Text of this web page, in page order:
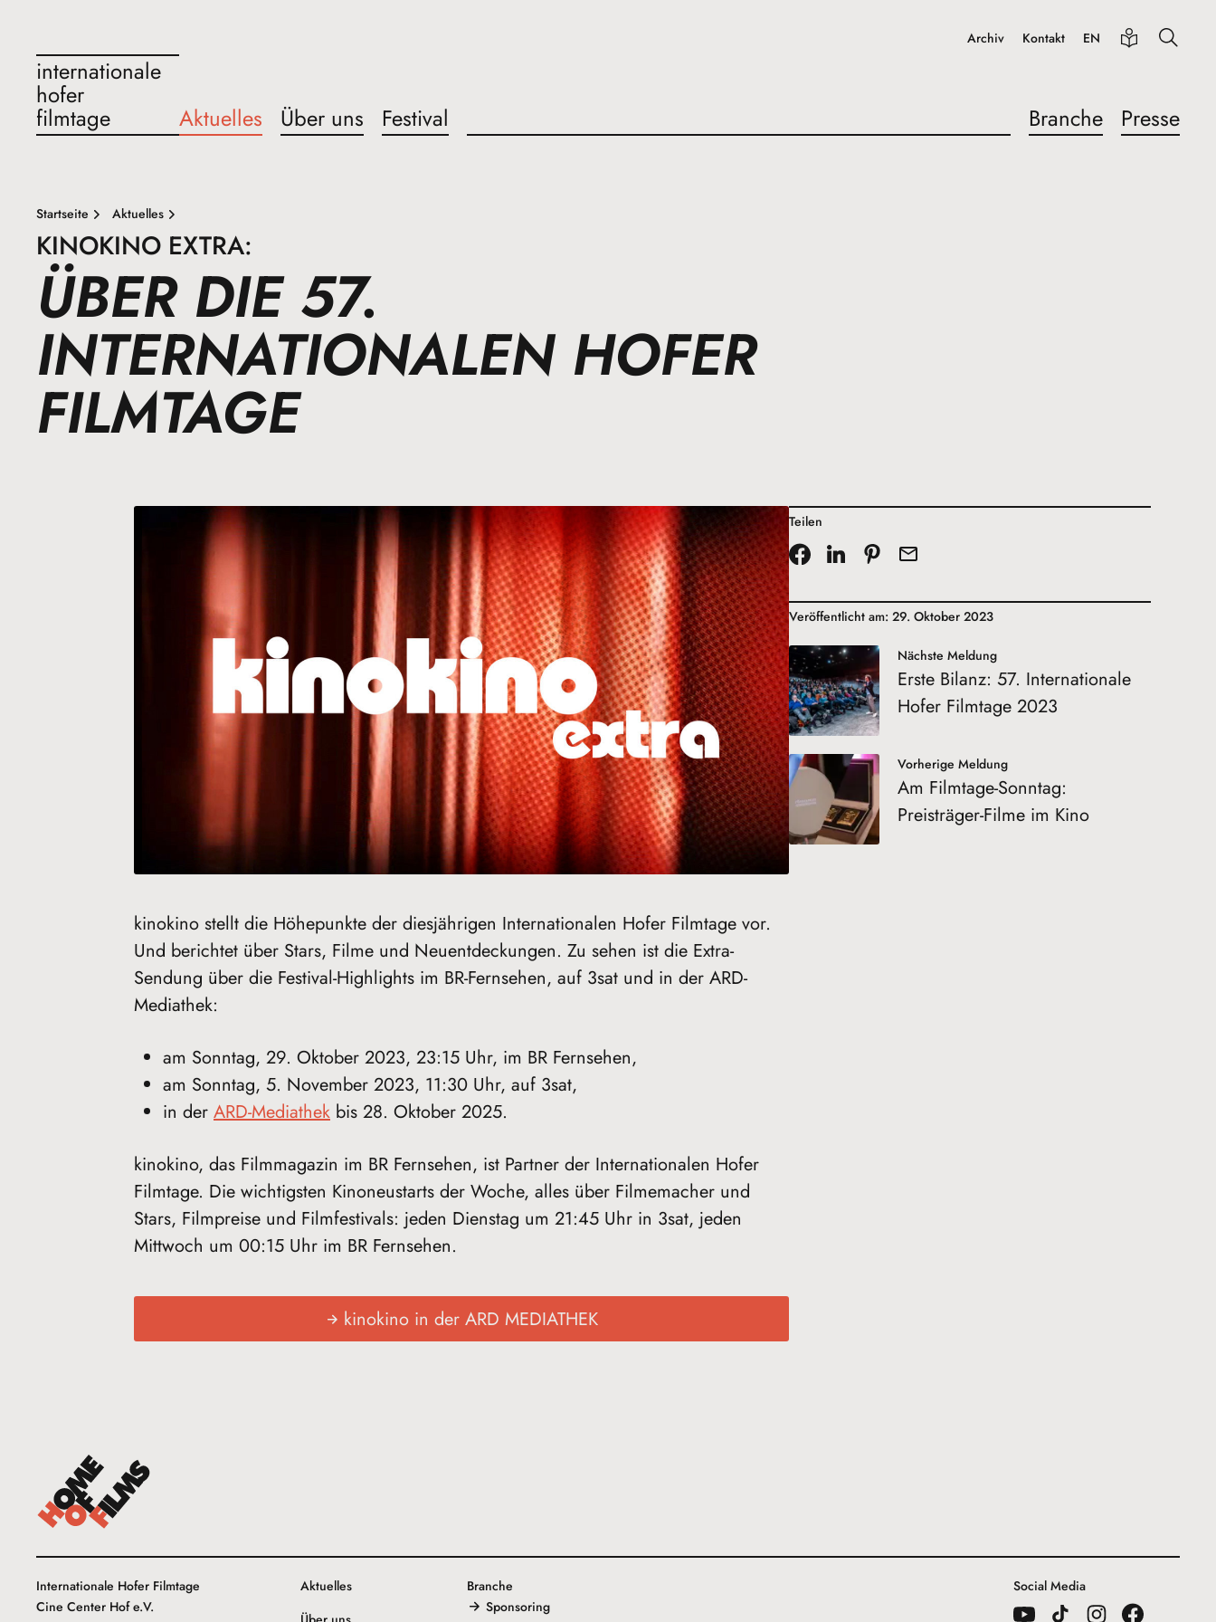
internationale
hofer
filmtage Aktuelles Über uns Festival Branche Presse
Archiv Kontakt EN
Startseite Aktuelles
KINOKINO EXTRA:
ÜBER DIE 57.
INTERNATIONALEN HOFER
FILMTAGE
kinokino stellt die Höhepunkte der diesjährigen Internationalen Hofer Filmtage vor.
Und berichtet über Stars, Filme und Neuentdeckungen. Zu sehen ist die Extra-
Sendung über die Festival-Highlights im BR-Fernsehen, auf 3sat und in der ARD-
Mediathek:
am Sonntag, 29. Oktober 2023, 23:15 Uhr, im BR Fernsehen,
am Sonntag, 5. November 2023, 11:30 Uhr, auf 3sat,
in der ARD-Mediathek bis 28. Oktober 2025.
kinokino, das Filmmagazin im BR Fernsehen, ist Partner der Internationalen Hofer
Filmtage. Die wichtigsten Kinoneustarts der Woche, alles über Filmemacher und
Stars, Filmpreise und Filmfestivals: jeden Dienstag um 21:45 Uhr in 3sat, jeden
Mittwoch um 00:15 Uhr im BR Fernsehen.
kinokino in der ARD MEDIATHEK
Teilen
Veröffentlicht am: 29. Oktober 2023
Nächste Meldung
Erste Bilanz: 57. Internationale
Hofer Filmtage 2023
Vorherige Meldung
Am Filmtage-Sonntag:
Preisträger-Filme im Kino
Internationale Hofer Filmtage
Cine Center Hof e.V.
Aktuelles
Branche
Sponsoring
Social Media